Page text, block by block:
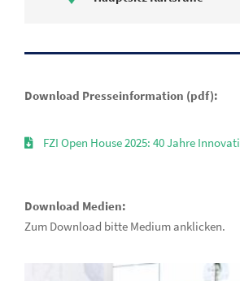
Download Presseinformation (pdf):
FZI Open House 2025: 40 Jahre
Download Medien:
Zum Download bitte Medium anklicken.